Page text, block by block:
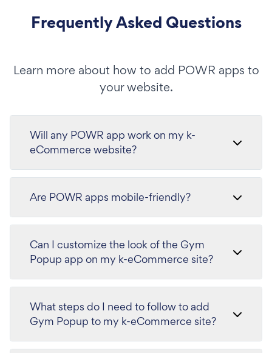
Frequently Asked Questions
Learn more about how to add POWR apps to
your website.
Will any POWR app work on my k-
eCommerce website?
Are POWR apps mobile-friendly?
Can I customize the look of the Gym
Popup app on my k-eCommerce site?
What steps do I need to follow to add
Gym Popup to my k-eCommerce site?